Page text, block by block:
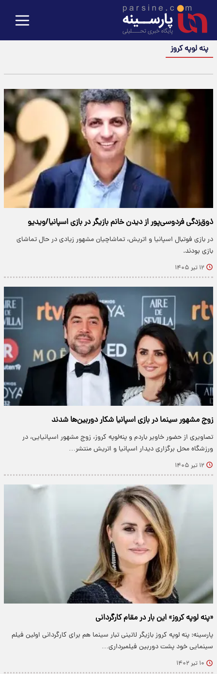
پنه لوپه کروز
ذوق‌زدگی فردوسی‌پور از دیدن خانم بازیگر در بازی اسپانیا/ویدیو
در بازی فوتبال اسپانیا و اتریش، تماشاچیان مشهور زیادی در حال تماشای
بازی بودند.
۱۲ تیر ۱۴۰۵
زوج مشهور سینما در بازی اسپانیا شکار دوربین‌‍‌ها شدند
تصاویری از حضور خاویر باردم و پنه‌لوپه کروز، زوج مشهور اسپانیایی، در
ورزشگاه محل برگزاری دیدار اسپانیا و اتریش منتشر…
۱۲ تیر ۱۴۰۵
«پنه لوپه کروز» این بار در مقام کارگردانی
پارسینه: پنه لوپه کروز بازیگر لاتینی تبار سینما هم برای کارگردانی اولین فیلم
سینمایی خود پشت دوربین فیلمبرداری…
۱۰ تیر ۱۴۰۲